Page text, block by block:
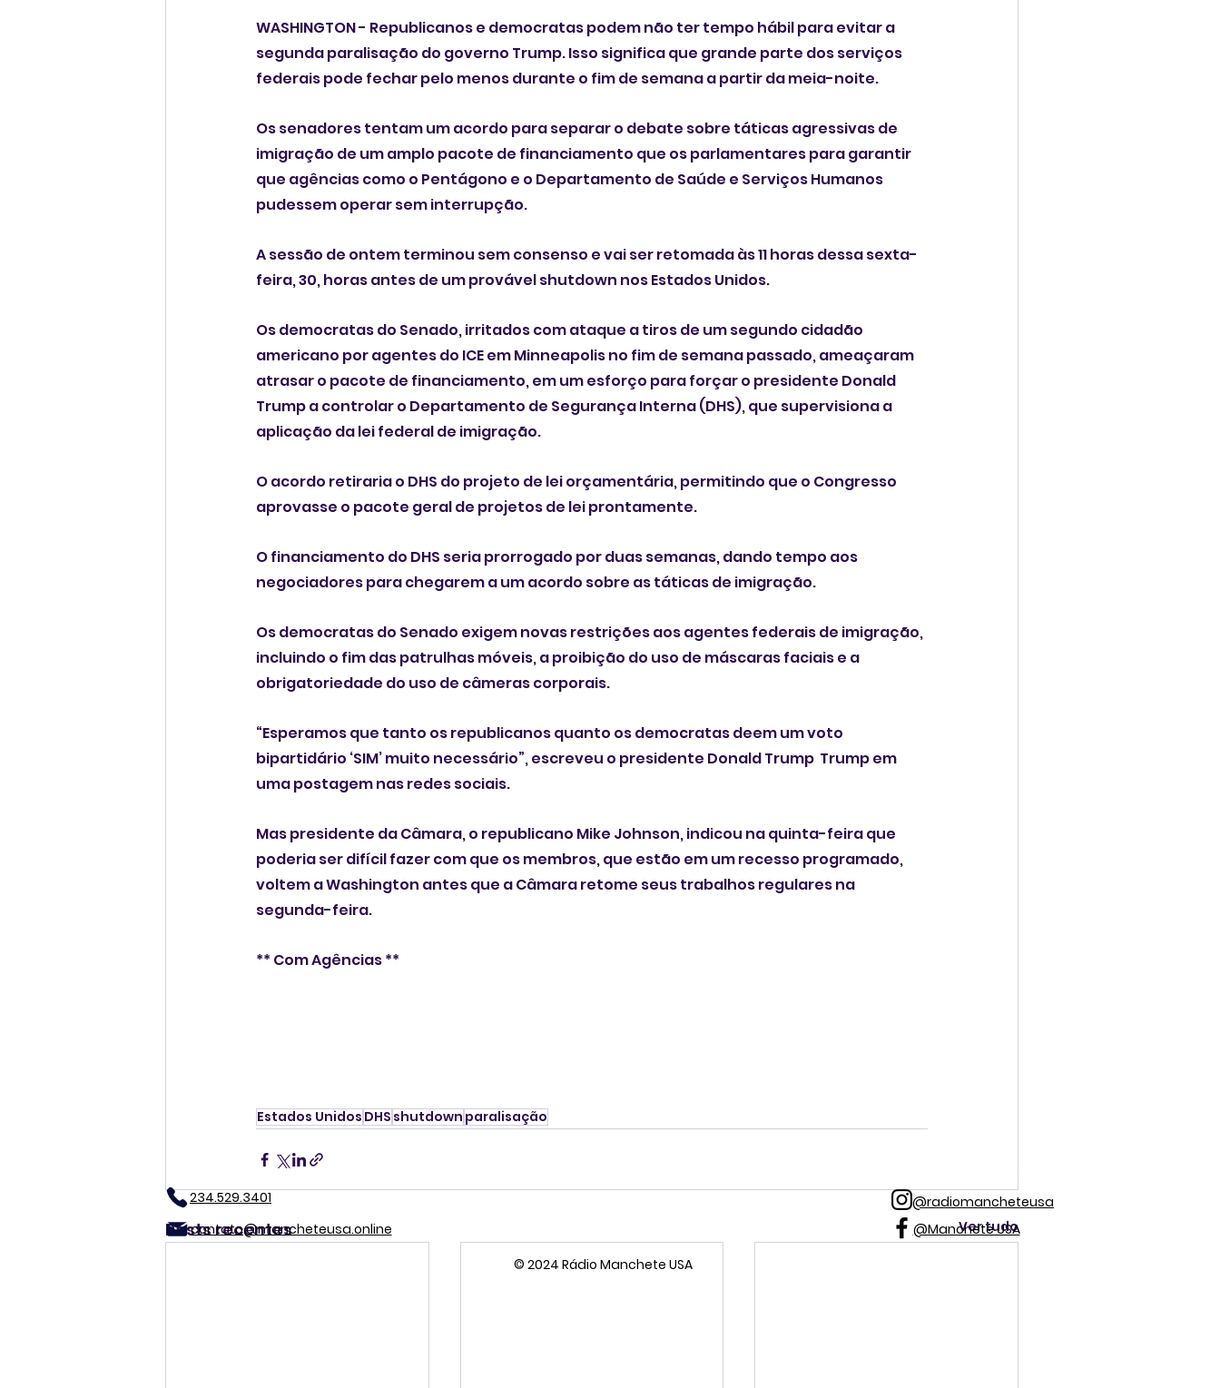
WASHINGTON - Republicanos e democratas podem não ter tempo hábil para evitar a
segunda paralisação do governo Trump. Isso significa que grande parte dos serviços
federais pode fechar pelo menos durante o fim de semana a partir da meia-noite.
Os senadores tentam um acordo para separar o debate sobre ​táticas agressivas de
imigração de um amplo pacote de financiamento que os parlamentares para garantir
que agências como o Pentágono e o Departamento de Saúde e Serviços Humanos
pudessem operar sem interrupção.
A sessão de ontem terminou sem consenso e vai ser retomada às 11 horas dessa sexta-
feira, 30, horas antes de um provável shutdown nos Estados Unidos.
Os democratas do Senado, irritados com ataque a tiros de um segundo cidadão
americano por agentes do ICE em Minneapolis no ⁠fim de semana ⁠passado, ameaçaram
atrasar o pacote de financiamento, em um esforço para forçar o presidente Donald
Trump a ‌controlar o Departamento de Segurança Interna (DHS), que supervisiona a
aplicação da lei federal de imigração.
O acordo retiraria o DHS do projeto de lei orçamentária, permitindo que o Congresso
aprovasse ‍o pacote geral de projetos de lei prontamente.
O financiamento do DHS seria prorrogado por duas semanas, dando tempo ​aos
negociadores para chegarem ‌a um acordo sobre as táticas de imigração.
Os democratas do Senado exigem novas restrições ‍aos agentes federais de imigração,
incluindo o fim das patrulhas móveis, a proibição do uso de máscaras faciais e a
obrigatoriedade do uso de câmeras corporais.
“Esperamos que tanto os republicanos quanto os democratas deem um voto
bipartidário ‘SIM’ muito necessário”, escreveu o presidente Donald Trump  Trump em
uma postagem nas redes sociais.
Mas presidente da Câmara, o republicano Mike Johnson, indicou na quinta-feira que
poderia ser difícil fazer com que os membros, ‌que estão em um recesso programado,
voltem a Washington antes que ‌a Câmara retome seus trabalhos regulares na
segunda-feira.
** Com Agências **
Estados Unidos DHS shutdown paralisação
Posts recentes Ver tudo
234.529.3401
contato@mancheteusa.online
@radiomancheteusa
@Manchete USA
© 2024 Rádio Manchete USA